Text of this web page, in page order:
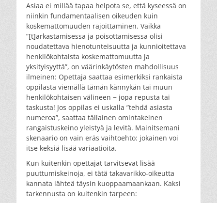
Asiaa ei millää tapaa helpota se, että kyseessä on
niinkin fundamentaalisen oikeuden kuin
koskemattomuuden rajoittaminen. Vaikka
”[t]arkastamisessa ja poisottamisessa olisi
noudatettava hienotunteisuutta ja kunnioitettava
henkilökohtaista koskemattomuutta ja
yksityisyyttä”, on väärinkäytösten mahdollisuus
ilmeinen: Opettaja saattaa esimerkiksi rankaista
oppilasta viemällä tämän kännykän tai muun
henkilökohtaisen välineen − jopa repusta tai
taskusta! Jos oppilas ei uskalla ”tehdä asiasta
numeroa”, saattaa tällainen omintakeinen
rangaistuskeino yleistyä ja levitä. Mainitsemani
skenaario on vain eräs vaihtoehto: jokainen voi
itse keksiä lisää variaatioita.
Kun kuitenkin opettajat tarvitsevat lisää
puuttumiskeinoja, ei tätä takavarikko-oikeutta
kannata lähteä täysin kuoppaamaankaan. Kaksi
tarkennusta on kuitenkin tarpeen: